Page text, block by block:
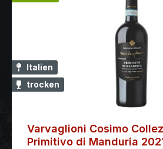
Italien
trocken
Varvaglioni Cosimo
Primitivo di Manduria